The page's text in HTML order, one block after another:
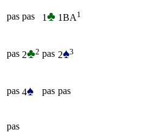
pas pas 1♣ 1BA 1
pas 2♣2 pas 2♠3
pas 4♠ pas pas
pas